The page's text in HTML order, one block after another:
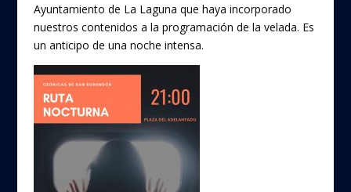
Ayuntamiento de La Laguna que haya incorporado
nuestros contenidos a la programación de la velada. Es
un anticipo de una noche intensa.